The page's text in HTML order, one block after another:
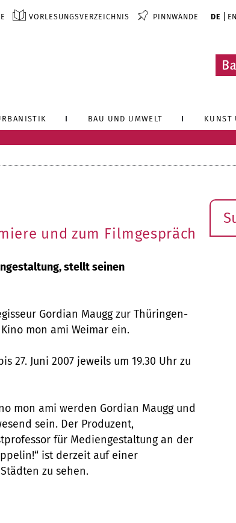
VORLESUNGSVERZEICHNIS PINNWÄNDE DE EN
BAU UND UMWELT KUNST
und zum Filmgespräch
stellt seinen
Gordian Maugg zur Thüringen-
mon ami Weimar ein.
27. Juni 2007 jeweils um 19.30 Uhr zu
mon ami werden Gordian Maugg und
sein. Der Produzent,
für Mediengestaltung an der
ist derzeit auf einer
zu sehen.
Suche